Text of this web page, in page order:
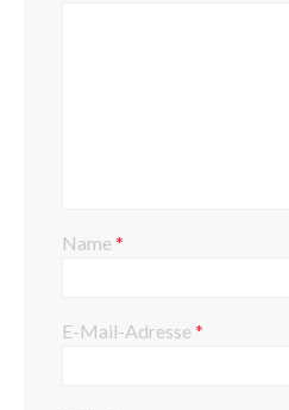
Name*
E-Mail-Adresse*